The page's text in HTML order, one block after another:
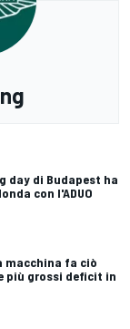
day di Budapest ha
con l'ADUO
macchina fa ciò
più grossi deficit in